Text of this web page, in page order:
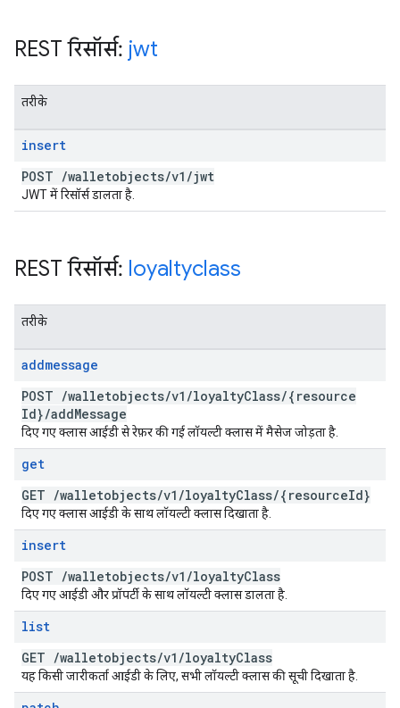
REST रिसॉर्स: jwt
तरीके
insert
POST /walletobjects/v1 /jwt
JWT में रिसॉर्स डालता है.
REST रिसॉर्स: loyaltyclass
तरीके
addmessage
POST /walletobjects/v1 /loyaltyClass/{resource
Id}/addMessage
दिए गए क्लास आईडी से रेफ़र की गई लॉयल्टी क्लास में मैसेज जोड़ता है.
get
GET /walletobjects/v1 /loyaltyClass/{resourceId}
दिए गए क्लास आईडी के साथ लॉयल्टी क्लास दिखाता है.
insert
POST /walletobjects/v1 /loyaltyClass
दिए गए आईडी और प्रॉपर्टी के साथ लॉयल्टी क्लास डालता है.
list
GET /walletobjects/v1 /loyaltyClass
यह किसी जारीकर्ता आईडी के लिए, सभी लॉयल्टी क्लास की सूची दिखाता है.